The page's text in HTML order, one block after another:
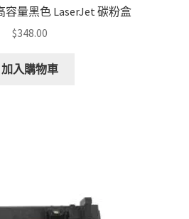
容量黑色 LaserJet 碳粉盒
$348.00
加入購物車